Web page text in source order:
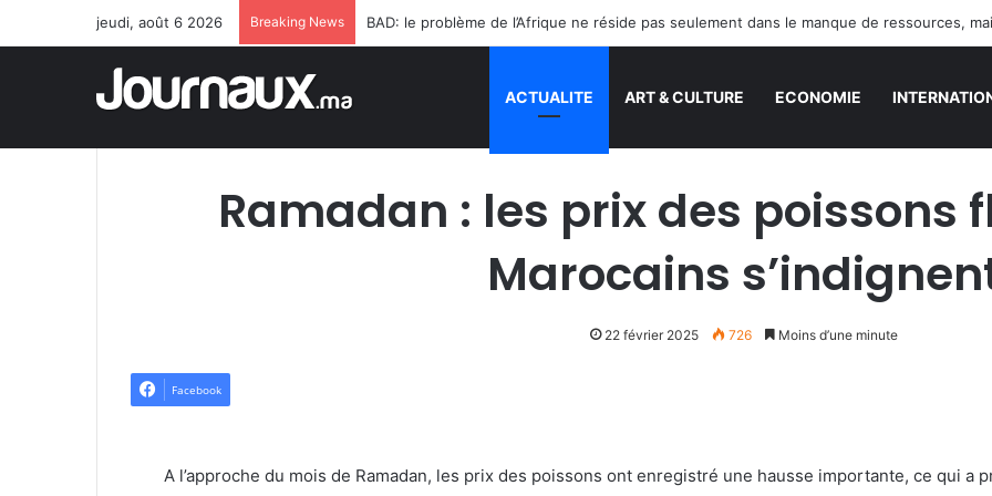
jeudi, août 6 2026 Breaking News
ACTUALITE ART & CULTURE ECONOMIE
Ramadan : les prix des poissons
Marocains
22 février 2025 726 Moins d’une minute
Facebook
A l’approche du mois de Ramadan, les prix des poissons ont enregistré une hausse importante, ce qui a